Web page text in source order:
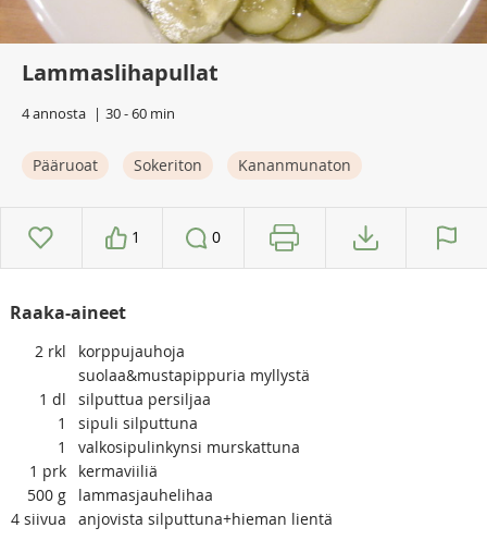
Lammaslihapullat
4 annosta 30 - 60 min
Pääruoat Sokeriton Kananmunaton
1 0
Raaka-aineet
2 rkl
korppujauhoja
suolaa&mustapippuria myllystä
1 dl
silputtua persiljaa
1
sipuli silputtuna
1
valkosipulinkynsi murskattuna
1 prk
kermaviiliä
500 g
lammasjauhelihaa
4 siivua anjovista silputtuna+hieman lientä